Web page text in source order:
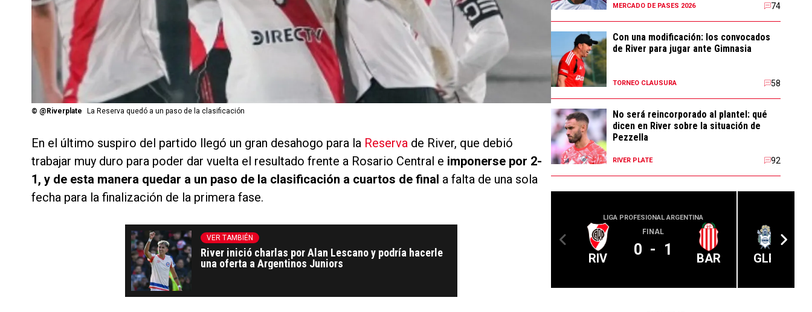
© @Riverplate La Reserva quedó a un paso de la clasificación
En el último suspiro del partido llegó un gran desahogo para la Reserva de River, que debió
trabajar muy duro para poder dar vuelta el resultado frente a Rosario Central e imponerse por 2-
1, y de esta manera quedar a un paso de la clasificación a cuartos de final a falta de una sola
fecha para la finalización de la primera fase.
VER TAMBIÉN
River inició charlas por Alan Lescano y podría hacerle
una oferta a Argentinos Juniors
MERCADO DE PASES 2026 74
Con una modificación: los convocados
de River para jugar ante Gimnasia
TORNEO CLAUSURA 58
No será reincorporado al plantel: qué
dicen en River sobre la situación de
Pezzella
RIVER PLATE 92
LIGA PROFESIONAL ARGENTINA
RIV
FINAL
0 - 1 BAR GLP